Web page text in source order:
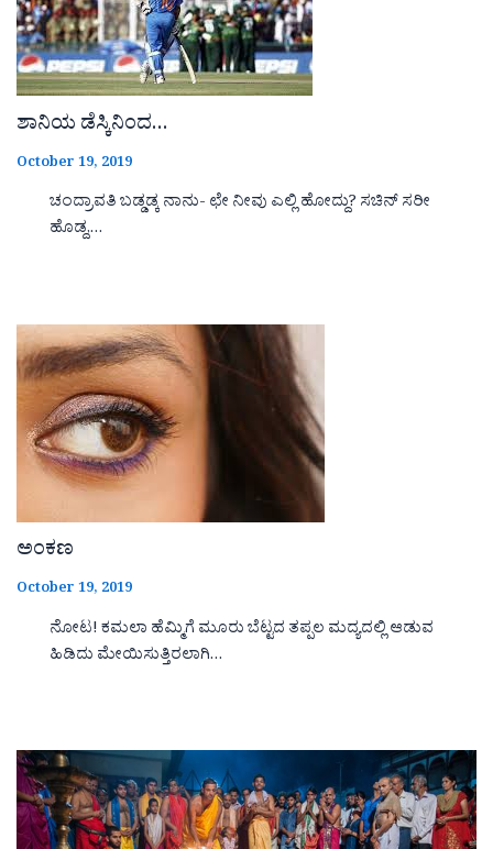
ಶಾನಿಯ ಡೆಸ್ಕಿನಿಂದ…
October 19, 2019
ಚಂದ್ರಾವತಿ ಬಡ್ಡಡ್ಕ ನಾನು- ಛೇ ನೀವು ಎಲ್ಲಿ ಹೋದ್ದು? ಸಚಿನ್ ಸರೀ
ಹೊಡ್ದ,…
ಅಂಕಣ
October 19, 2019
ನೋಟ! ಕಮಲಾ ಹೆಮ್ಮಿಗೆ ಮೂರು ಬೆಟ್ಟದ ತಪ್ಪಲ ಮದ್ಯದಲ್ಲಿ ಆಡುವ
ಹಿಡಿದು ಮೇಯಿಸುತ್ತಿರಲಾಗಿ…